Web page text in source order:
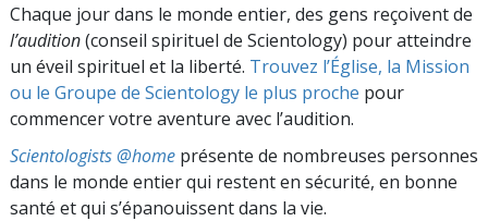
Chaque jour dans le monde entier, des gens reçoivent de
l’audition(conseil spirituel de Scientology) pour atteindre
un éveil spirituel et la liberté. Trouvez l’Église, la Mission
ou le Groupe de Scientology le plus proche pour
commencer votre aventure avec l’audition.
Scientologists @home présente de nombreuses personnes
dans le monde entier qui restent en sécurité, en bonne
santé et qui s’épanouissent dans la vie.